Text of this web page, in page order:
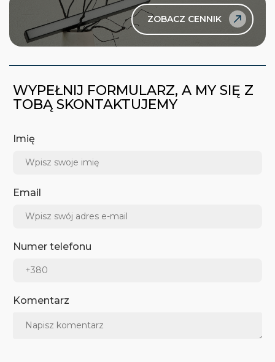
ZOBACZ CENNIK
WYPEŁNIJ FORMULARZ, A MY SIĘ Z
TOBĄ SKONTAKTUJEMY
Imię
Email
Numer telefonu
Komentarz